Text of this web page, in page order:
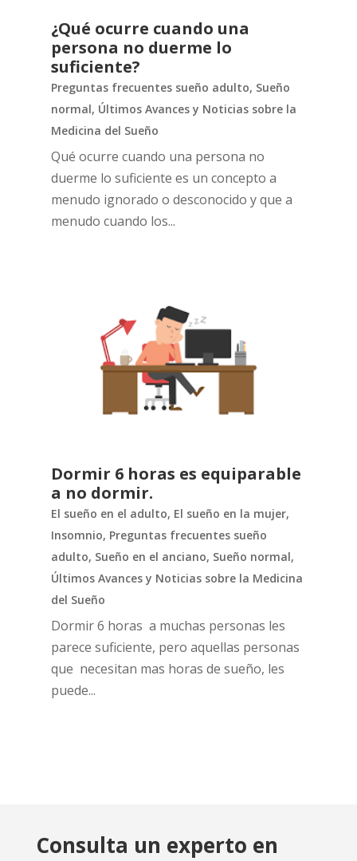
¿Qué ocurre cuando una
persona no duerme lo
suficiente?
Preguntas frecuentes sueño adulto, Sueño
normal, Últimos Avances y Noticias sobre la
Medicina del Sueño
Qué ocurre cuando una persona no
duerme lo suficiente es un concepto a
menudo ignorado o desconocido y que a
menudo cuando los...
Dormir 6 horas es equiparable
a no dormir.
El sueño en el adulto, El sueño en la mujer,
Insomnio, Preguntas frecuentes sueño
adulto, Sueño en el anciano, Sueño normal,
Últimos Avances y Noticias sobre la Medicina
del Sueño
Dormir 6 horas a muchas personas les
parece suficiente, pero aquellas personas
que necesitan mas horas de sueño, les
puede...
Consulta un experto en